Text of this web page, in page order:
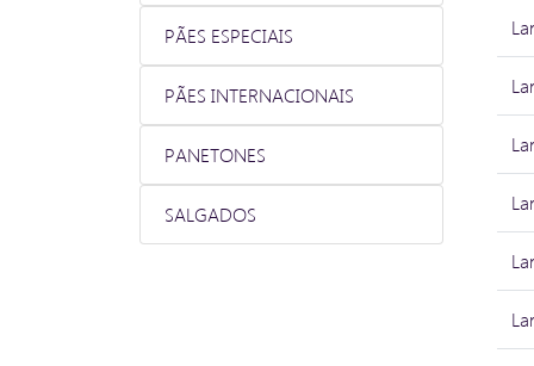
PÃES ESPECIAIS
PÃES INTERNACIONAIS
PANETONES
SALGADOS